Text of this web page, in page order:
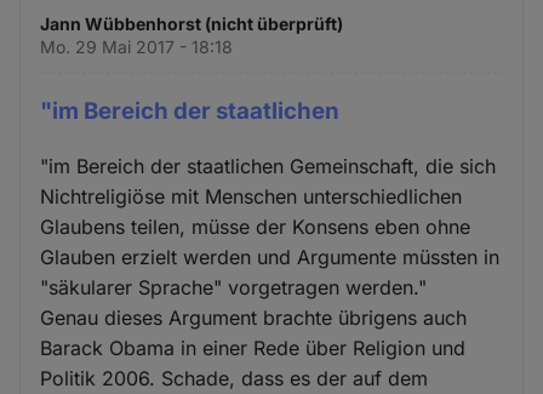
Jann Wübbenhorst (nicht überprüft)
Mo. 29 Mai 2017 - 18:18
"im Bereich der staatlichen
"im Bereich der staatlichen Gemeinschaft, die sich
Nichtreligiöse mit Menschen unterschiedlichen
Glaubens teilen, müsse der Konsens eben ohne
Glauben erzielt werden und Argumente müssten in
"säkularer Sprache" vorgetragen werden."
Genau dieses Argument brachte übrigens auch
Barack Obama in einer Rede über Religion und
Politik 2006. Schade, dass es der auf dem